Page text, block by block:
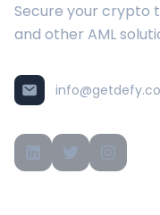
Secure your crypto
and other AML
info@getdefy.co